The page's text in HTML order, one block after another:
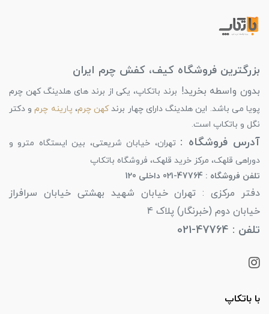
بزرگترین فروشگاه کیف، کفش چرم ایران
بدون واسطه بخرید! برند باتکاپ، یکی از برند های هلدینگ کهن چرم
پویا می باشد. این هلدینگ دارای چهار برندکهن چرم، پارینه چرمو دکتر
نگل و باتکاپ است.
آدرس فروشگاه : تهران، خیابان شریعتی، بین ایستگاه مترو و
دوراهی قلهک، مرکز خرید قلهک، فروشگاه باتکاپ
تلفن فروشگاه : 47764-021 داخلی 120
دفتر مرکزی : تهران خیابان شهید بهشتی خیابان سرافراز
خیابان دوم (خبرنگار) پلاک 4
تلفن : 47764-021
با باتکاپ